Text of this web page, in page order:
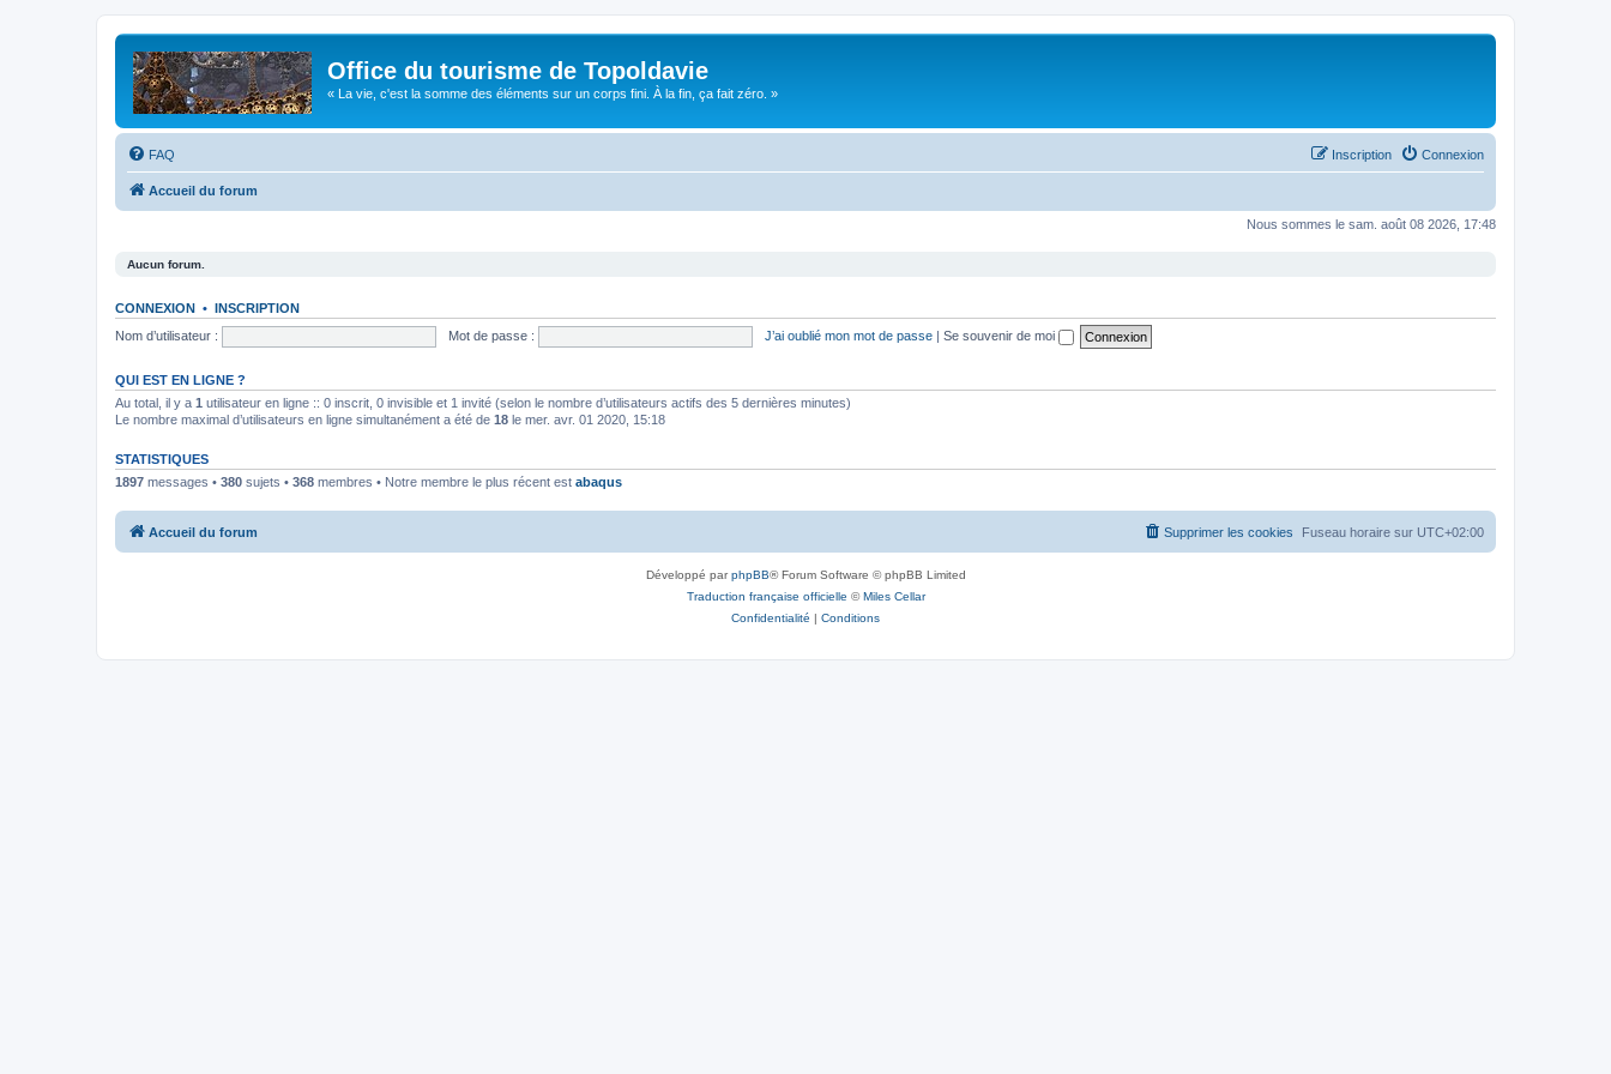
Office du tourisme de Topoldavie
« La vie, c'est la somme des éléments sur un corps fini. À la fin, ça fait zéro. »
FAQ Connexion
Inscription
Accueil du forum
Nous sommes le sam. août 08 2026, 17:48
Aucun forum.
CONNEXION • INSCRIPTION
Nom d’utilisateur :
Mot de passe : J’ai oublié mon mot de passe | Se souvenir de moi
QUI EST EN LIGNE ?
Au total, il y a 1 utilisateur en ligne :: 0 inscrit, 0 invisible et 1 invité (selon le nombre d’utilisateurs actifs des 5 dernières minutes)
Le nombre maximal d’utilisateurs en ligne simultanément a été de 18 le mer. avr. 01 2020, 15:18
STATISTIQUES
1897 messages • 380 sujets • 368 membres • Notre membre le plus récent est abaqus
Accueil du forum Fuseau horaire sur UTC+02:00
Supprimer les cookies
Développé parphpBB® Forum Software © phpBB Limited
Traduction française officielle ©Miles Cellar
Confidentialité | Conditions